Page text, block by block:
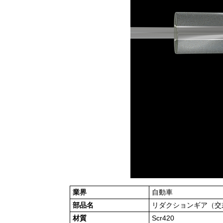
業界
自動車
部品名
リダクションギア（
材質
Scr420